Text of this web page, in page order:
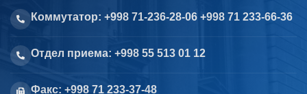
Коммутатор: +998 71-236-28-06 +998 71 233-66-36
Отдел приема: +998 55 513 01 12
Факс: +998 71 233-37-48